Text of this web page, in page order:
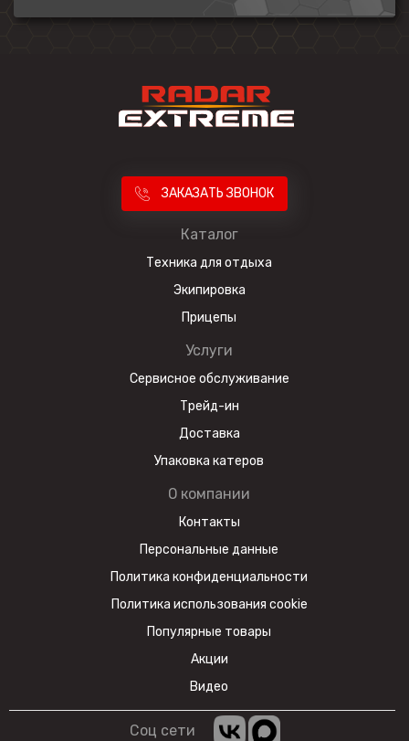
ЗАКАЗАТЬ ЗВОНОК
Каталог
Техника для отдыха
Экипировка
Прицепы
Услуги
Сервисное обслуживание
Трейд-ин
Доставка
Упаковка катеров
О компании
Контакты
Персональные данные
Политика конфиденциальности
Политика использования cookie
Популярные товары
Акции
Видео
Соц сети